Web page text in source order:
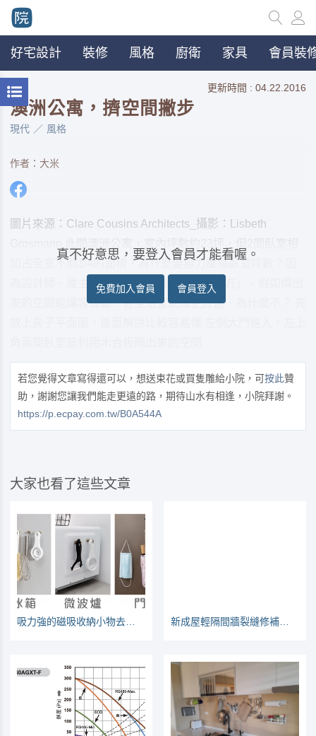
好宅設計 裝修 風格 廚衛 家具 會員裝
更新時間 : 04.22.2016
澳洲公寓，擠空間撇步
現代 風格
作者：大米
圖片來源：Clare Cousins Architects_攝影：Lisbeth
加占全室不到1/4的面積，為什麽要極力壓縮臥室坪數？因
為設計師、屋主都認同「臥室只是睡覺的地方」，假如擠出
來的空間能讓客餐廳，甚至浴室動線更舒適，為什麽不？ 先
真不好意思，要登入會員才能看喔。
免費加入會員 會員登入
若您覺得文章寫得還可以，想送束花或買隻雕給小院，可按此贊
助，謝謝您讓我們能走更遠的路，期待山水有相逢，小院拜謝。
https://p.ecpay.com.tw/B0A544A
大家也看了這些文章